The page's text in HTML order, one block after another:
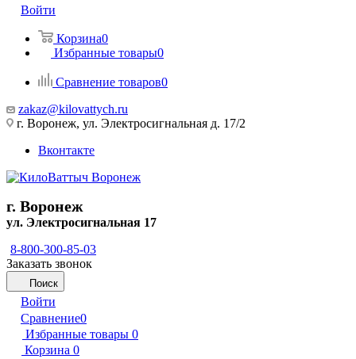
Войти
Корзина0
Избранные товары0
Сравнение товаров0
zakaz@kilovattych.ru
г. Воронеж, ул. Электросигнальная д. 17/2
Вконтакте
г. Воронеж
ул. Электросигнальная 17
8-800-300-85-03
Заказать звонок
Поиск
Войти
Сравнение0
Избранные товары 0
Корзина 0